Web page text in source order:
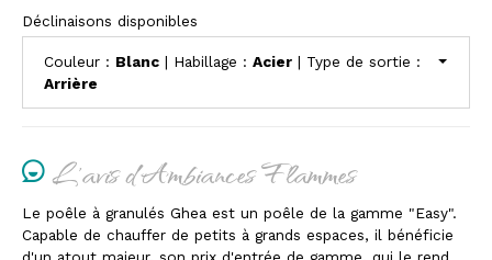
Déclinaisons disponibles
Couleur : Blanc | Habillage :Acier | Type de sortie :
Arrière
L'avis d'Ambiances Flammes
Le poêle à granulés Ghea est un poêle de la gamme "Easy".
Capable de chauffer de petits à grands espaces, il bénéficie